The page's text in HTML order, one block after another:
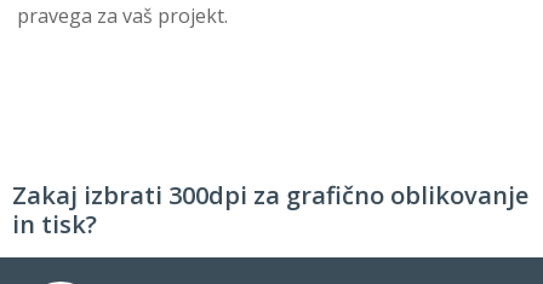
pravega za vaš projekt.
Zakaj izbrati 300dpi za grafično oblikovanje
in tisk?